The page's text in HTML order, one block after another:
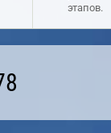
этапов.